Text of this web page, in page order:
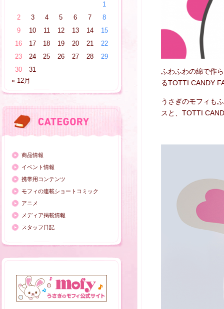
1
2
3 4 5 6 7
8
9
10 11 12 13 14
15
16
17 18 19 20 21
22
23
24 25 26 27 28
29
30
31
« 12月
商品情報
イベント情報
携帯用コンテンツ
モフィの連載ショートコミック
アニメ
メディア掲載情報
スタッフ日記
ふわふわの綿で作
るTOTTI CANDY
うさぎのモフィも
スと、TOTTI